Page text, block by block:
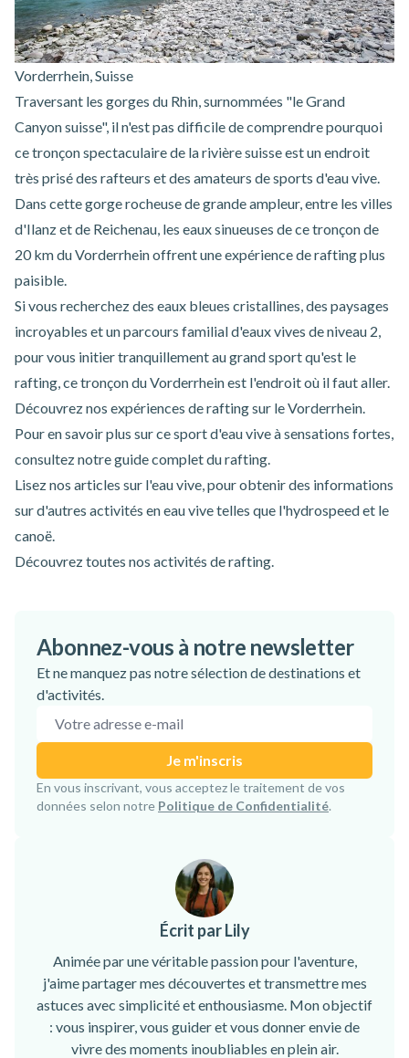
Vorderrhein, Suisse
Traversant les gorges du Rhin, surnommées "le Grand
Canyon suisse", il n'est pas difficile de comprendre pourquoi
ce tronçon spectaculaire de la rivière suisse est un endroit
très prisé des rafteurs et des amateurs de sports d'eau vive.
Dans cette gorge rocheuse de grande ampleur, entre les villes
d'Ilanz et de Reichenau, les eaux sinueuses de ce tronçon de
20 km du Vorderrhein offrent une expérience de rafting plus
paisible.
Si vous recherchez des eaux bleues cristallines, des paysages
incroyables et un parcours familial d'eaux vives de niveau 2,
pour vous initier tranquillement au grand sport qu'est le
rafting, ce tronçon du Vorderrhein est l'endroit où il faut aller.
Découvrez nos expériences de rafting sur le Vorderrhein
Pour en savoir plus sur ce sport d'eau vive à sensations fortes,
consultez notreguide complet du rafting
Liseznos articles sur l'eau vive , pour obtenir des informations
sur d'autres activités en eau vive telles que l'hydrospeed et le
canoë.
Découvrez toutes nos activités de rafting
Abonnez-vous à notre newsletter
Et ne manquez pas notre sélection de destinations et
d'activités.
Je m'inscris
Inscription confirmée !
En vous inscrivant, vous acceptez le traitement de vos
données selon notre Politique de Confidentialité.
Écrit par Lily
Animée par une véritable passion pour l'aventure,
j'aime partager mes découvertes et transmettre mes
astuces avec simplicité et enthousiasme. Mon objectif
: vous inspirer, vous guider et vous donner envie de
vivre des moments inoubliables en plein air.